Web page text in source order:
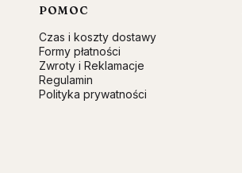
Linki w stopce
POMOC
Czas i koszty dostawy
Formy płatności
Zwroty i Reklamacje
Regulamin
Polityka prywatności